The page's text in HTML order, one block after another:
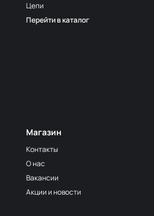
Цепи
Перейти в каталог
Магазин
Контакты
О нас
Вакансии
Акции и новости